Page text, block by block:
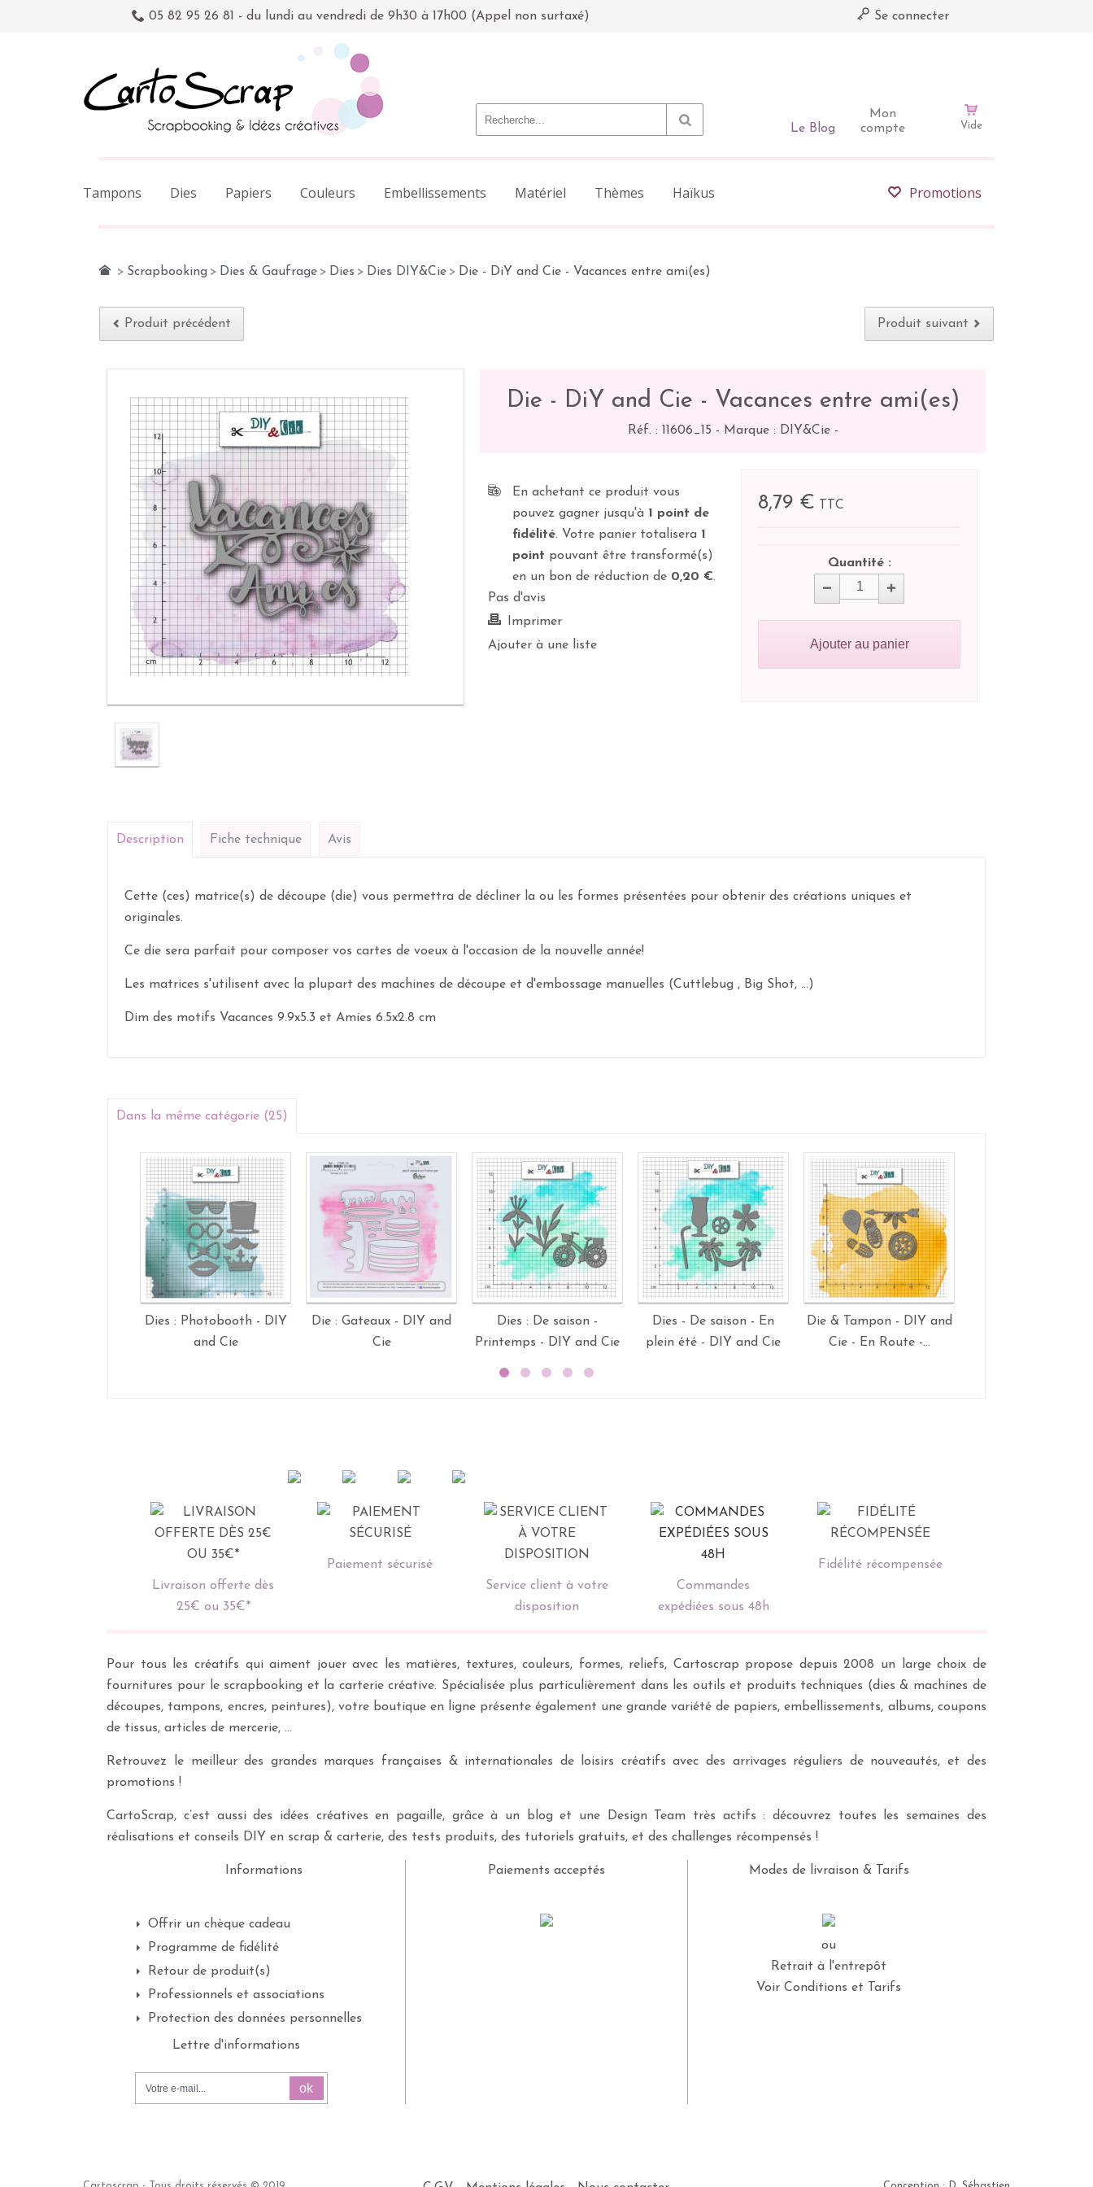
05 82 95 26 81 - du lundi au vendredi de 9h30 à 17h00 (Appel non surtaxé) Se connecter
Mon
compte
Le Blog Vide
Tampons Dies Papiers Couleurs Embellissements Matériel Thèmes Promotions
Haïkus
> Scrapbooking > Dies & Gaufrage > Dies > Dies DIY&Cie > Die - DiY and Cie - Vacances entre ami(es)
Produit précédent Produit suivant
Die - DiY and Cie - Vacances entre ami(es)
Réf. : 11606_15 - Marque : DIY&Cie -
En achetant ce produit vous
pouvez gagner jusqu'à 1
point de
fidélité. Votre panier totalisera 1
point pouvant être transformé(s)
en un bon de réduction de 0,20 €.
Pas d'avis
Imprimer
Ajouter à une liste
8,79 € TTC
Quantité :
Ajouter au panier
Description Fiche technique Avis
Cette (ces) matrice(s) de découpe (die) vous permettra de décliner la ou les formes présentées pour obtenir des créations uniques et
originales.
Ce die sera parfait pour composer vos cartes de voeux à l'occasion de la nouvelle année!
Les matrices s'utilisent avec la plupart des machines de découpe et d'embossage manuelles (Cuttlebug , Big Shot, ...)
Dim des motifs Vacances 9.9x5.3 et Amies 6.5x2.8 cm
Dans la même catégorie (25)
Dies : Photobooth - DIY
and Cie
Die : Gateaux - DIY and
Cie
Dies : De saison -
Printemps - DIY and Cie
Dies - De saison - En
plein été - DIY and Cie
Die & Tampon - DIY and
Cie - En Route -...
Livraison offerte dès
25€ ou 35€*
Paiement sécurisé
Service client à votre
disposition
Commandes
expédiées sous 48h
Fidélité récompensée
Pour tous les créatifs qui aiment jouer avec les matières, textures, couleurs, formes, reliefs, Cartoscrap propose depuis 2008 un large choix de
fournitures pour le scrapbooking et la carterie créative. Spécialisée plus particulièrement dans les outils et produits techniques (dies & machines de
découpes, tampons, encres, peintures), votre boutique en ligne présente également une grande variété de papiers, embellissements, albums, coupons
de tissus, articles de mercerie, …
Retrouvez le meilleur des grandes marques françaises & internationales de loisirs créatifs avec des arrivages réguliers de nouveautés, et des
promotions !
CartoScrap, c’est aussi des idées créatives en pagaille, grâce à un blog et une Design Team très actifs : découvrez toutes les semaines des
réalisations et conseils DIY en scrap & carterie, des tests produits, des tutoriels gratuits, et des challenges récompensés !
Informations
Offrir un chèque cadeau
Programme de fidélité
Retour de produit(s)
Professionnels et associations
Protection des données personnelles
Paiements acceptés Modes de livraison & Tarifs
ou
Retrait à l'entrepôt
Voir Conditions et Tarifs
Lettre d'informations
ok